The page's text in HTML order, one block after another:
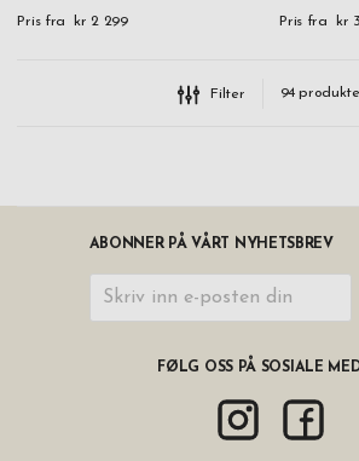
Pris fra kr 2 299 Pris fra kr
Filter 94
ABONNER PÅ VÅRT NYHETSBREV
FØLG OSS PÅ SOSIALE